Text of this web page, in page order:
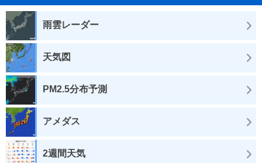
雨雲レーダー
天気図
PM2.5分布予測
アメダス
2週間天気